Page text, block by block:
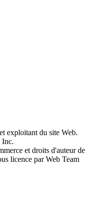
exploitant du site Web.
Inc.
et droits d'auteur de
licence par Web Team